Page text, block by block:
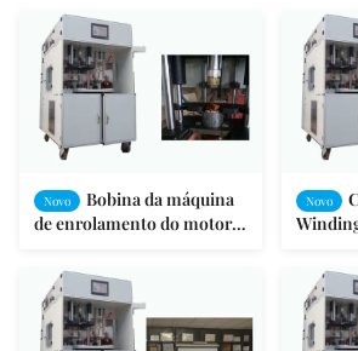
Novo
Bobina da máquina
de enrolamento do motor
formulário SMT da tração -
Novo
motor